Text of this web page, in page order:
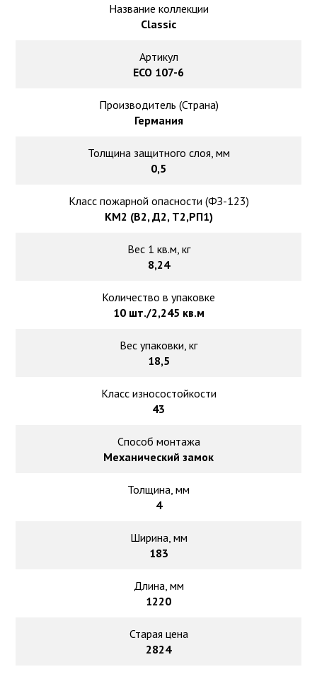
Ковролин под теплый пол
Название коллекции
Classic
Артикул
ЕСО 107-6
Производитель (Страна)
Германия
Толщина защитного слоя, мм
0,5
Класс пожарной опасности (ФЗ-123)
КМ2 (В2, Д2, Т2,РП1)
Вес 1 кв.м, кг
8,24
Количество в упаковке
10 шт./2,245 кв.м
Вес упаковки, кг
18,5
Класс износостойкости
43
Способ монтажа
Механический замок
Толщина, мм
4
Ширина, мм
183
Длина, мм
1220
Старая цена
2824